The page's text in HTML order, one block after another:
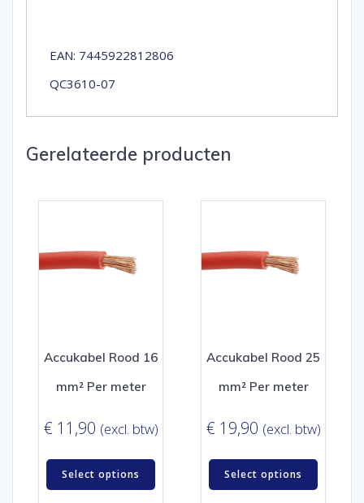
EAN: 7445922812806
QC3610-07
Gerelateerde producten
Accukabel Rood 16
mm² Per meter
€ 11,90 (excl. btw)
Select options
Accukabel Rood 25
mm² Per meter
€ 19,90 (excl. btw)
Select options